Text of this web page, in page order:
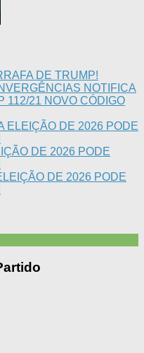
DE TRUMP!
NOTIFICA
112/21 NOVO CÓDIGO
ELEIÇÃO DE 2026 PODE
DE 2026 PODE
DE 2026 PODE